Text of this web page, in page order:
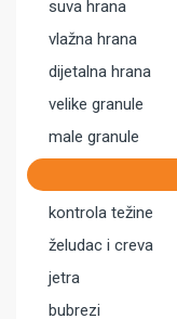
suva hrana
vlažna hrana
dijetalna hrana
velike granule
male granule
kontrola težine
želudac i creva
jetra
bubrezi